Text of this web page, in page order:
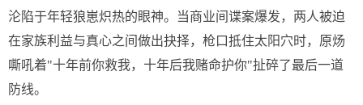
沦陷于年轻狼崽炽热的眼神。当商业间谍案爆发，两人被迫
在家族利益与真心之间做出抉择，枪口抵住太阳穴时，原炀
嘶吼着"十年前你救我，十年后我赌命护你"扯碎了最后一道
防线。